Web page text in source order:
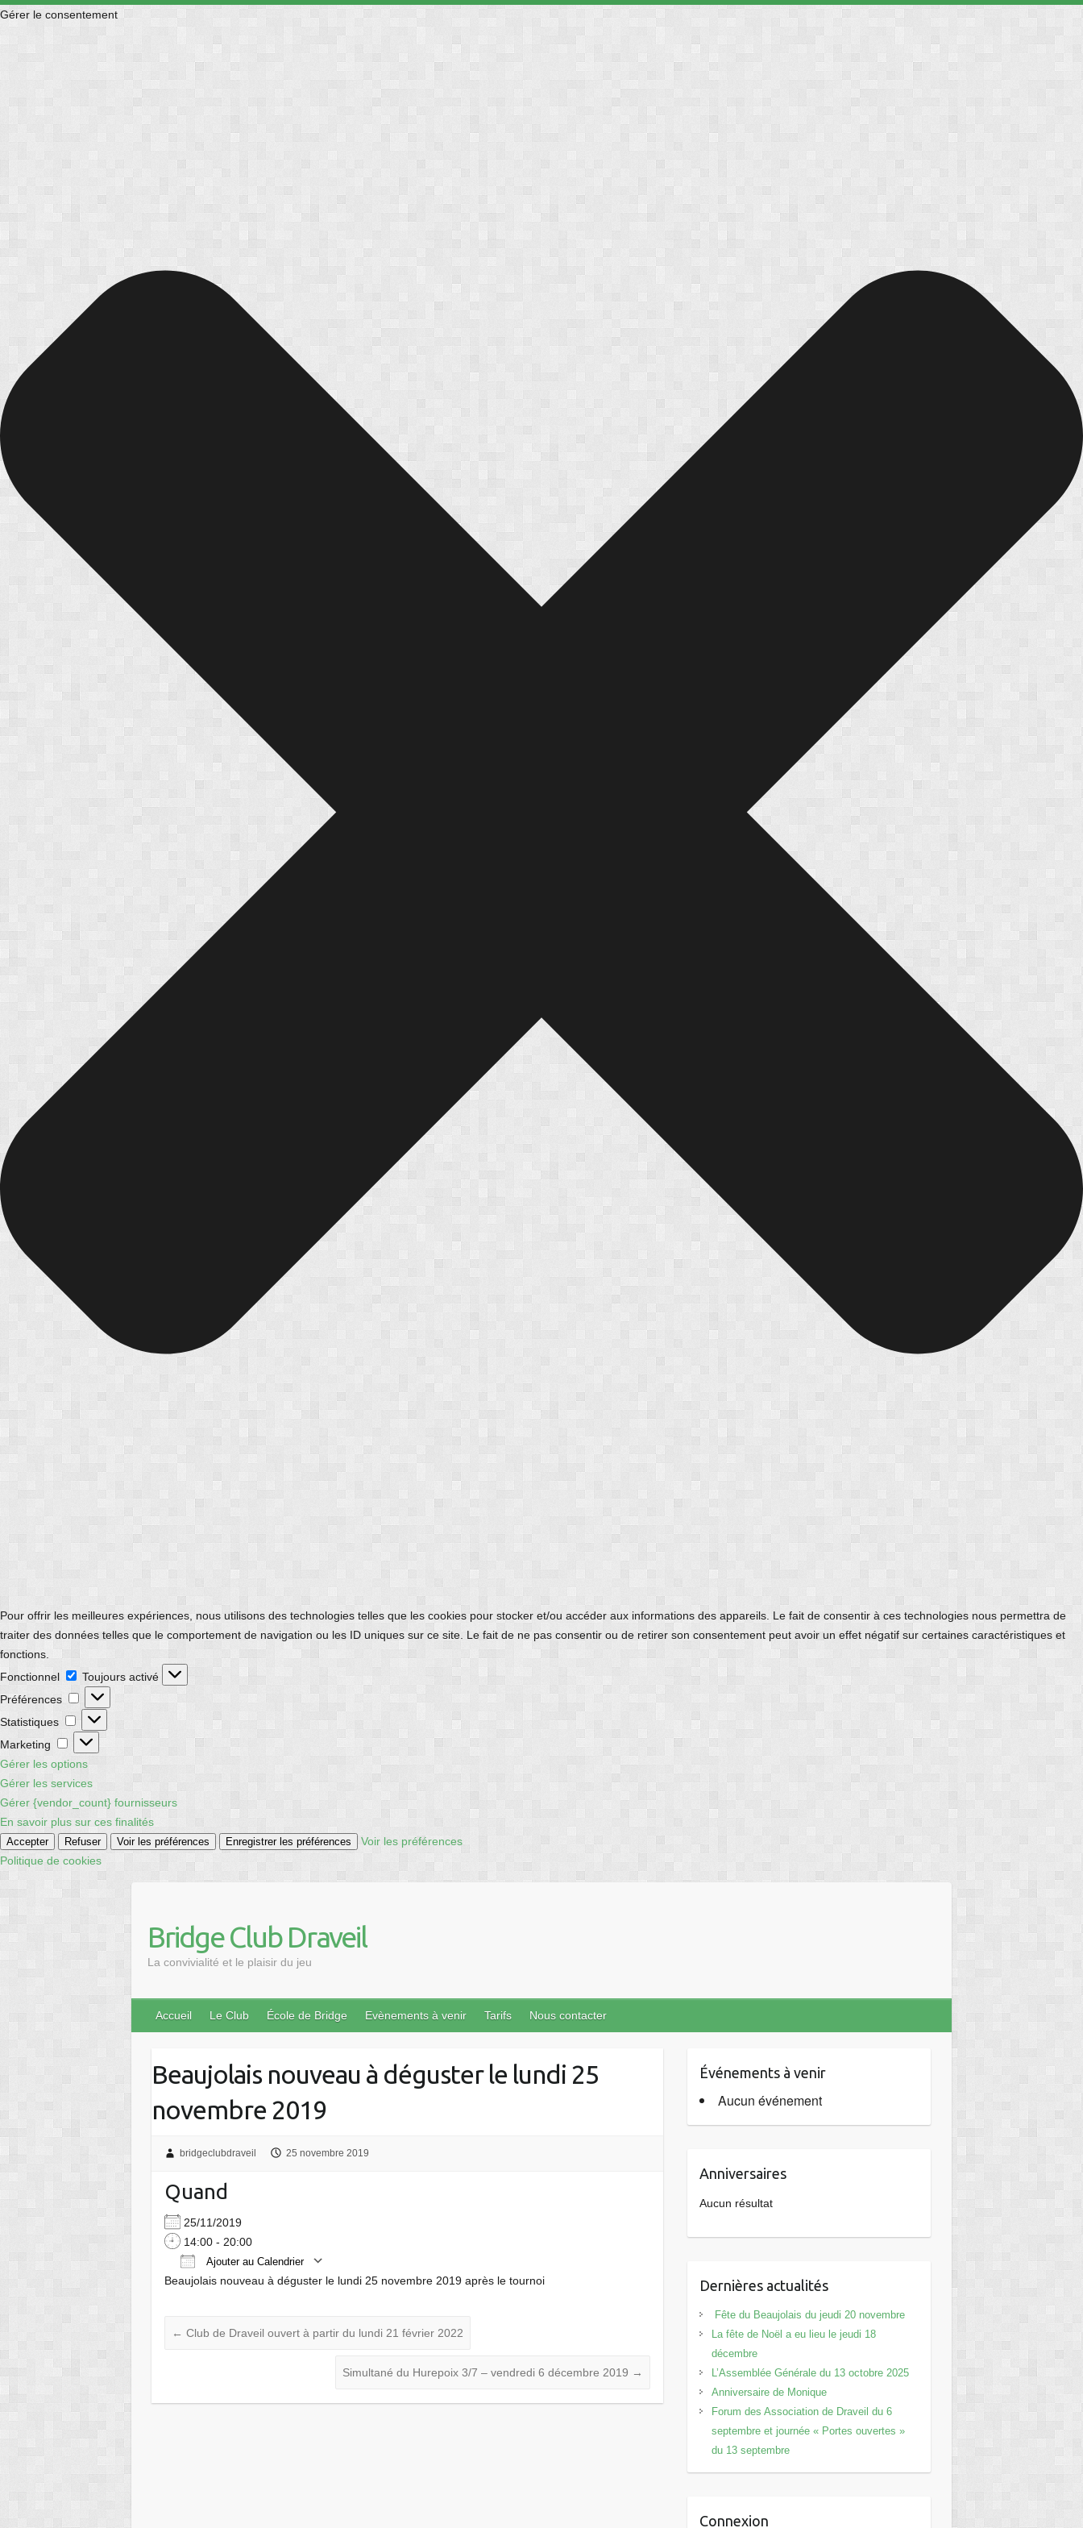
Gérer le consentement
Pour offrir les meilleures expériences, nous utilisons des technologies telles que les cookies pour stocker et/ou accéder aux informations des appareils. Le fait de consentir à ces technologies nous permettra de
traiter des données telles que le comportement de navigation ou les ID uniques sur ce site. Le fait de ne pas consentir ou de retirer son consentement peut avoir un effet négatif sur certaines caractéristiques et
fonctions.
Fonctionnel
Fonctionnel
Toujours activé
Préférences
Préférences
Statistiques Statistiques
Marketing
Marketing
Gérer les options
Gérer les services
Gérer {vendor_count} fournisseurs
En savoir plus sur ces finalités
Accepter Refuser Voir les préférences Enregistrer les préférences
Voir les préférences
Politique de cookies
to
Bridge Club Draveil
La convivialité et le plaisir du jeu
Accueil Le Club École de Bridge Evènements à venir Tarifs Nous contacter
Beaujolais nouveau à déguster le lundi 25
novembre 2019
bridgeclubdraveil 25 novembre 2019
Quand
25/11/2019
14:00 - 20:00
Ajouter au Calendrier
Télécharger ICS Calendrier Google Office 365
Beaujolais nouveau à déguster le lundi 25 novembre 2019 après le tournoi
← Club de Draveil ouvert à partir du lundi 21 février 2022
Simultané du Hurepoix 3/7 – vendredi 6 décembre 2019 →
Événements à venir
Aucun événement
Anniversaires
Aucun résultat
Dernières actualités
Fête du Beaujolais du jeudi 20 novembre
La fête de Noël a eu lieu le jeudi 18
décembre
L’Assemblée Générale du 13 octobre 2025
Anniversaire de Monique
Forum des Association de Draveil du 6
septembre et journée « Portes ouvertes »
du 13 septembre
Connexion